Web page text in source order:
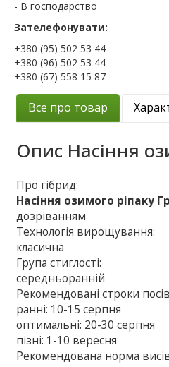
- В господарство
Зателефонувати:
+380 (95) 502 53 44
+380 (96) 502 53 44
+380 (67) 558 15 87
Все про товар
Опис Насіння
Про гібрид:
Насіння озимого ріпаку
дозріванням
Технологія вирощування:
класична
Група стиглості:
середньоранній
Рекомендовані строки
ранні: 10-15 серпня
оптимальні: 20-30 серпня
пізні: 1-10 вересня
Рекомендована норма